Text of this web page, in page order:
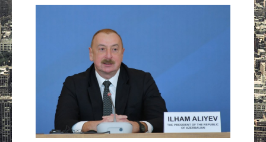
Gündəm